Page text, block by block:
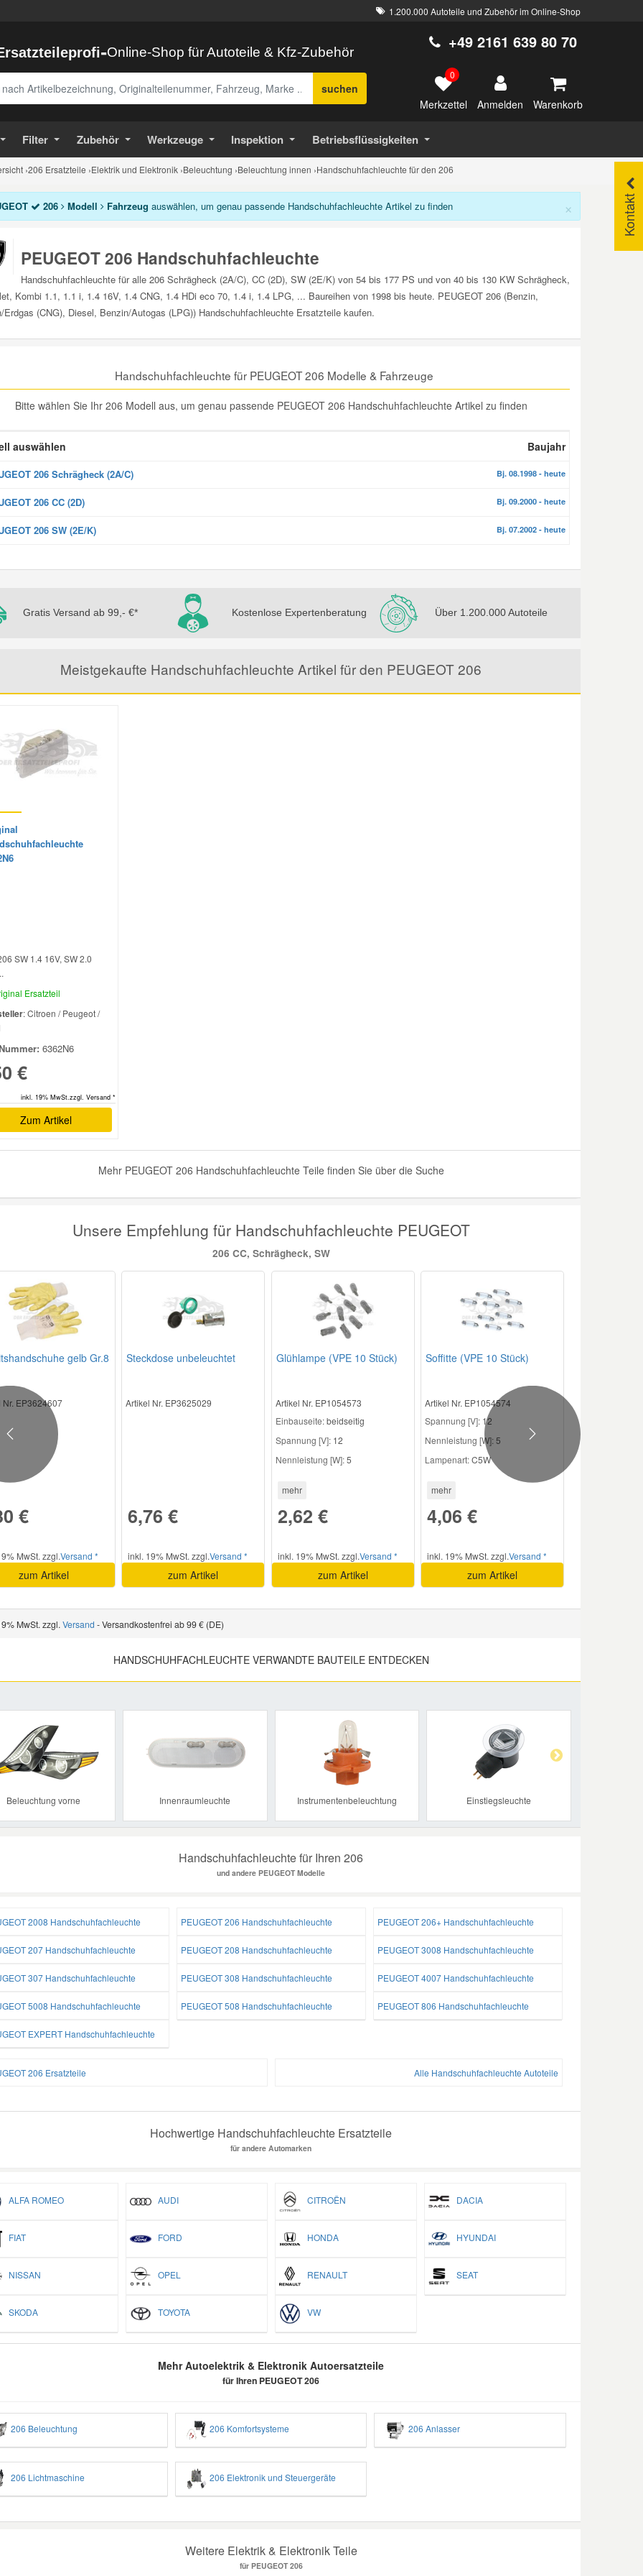
1.200.000 Autoteile und Zubehör im Online-Shop
-Online-Shop für Autoteile & Kfz-Zubehör
suchen
+49 2161 639 80 70
0
Merkzettel Anmelden Warenkorb
Filter Zubehör Werkzeuge Inspektion Betriebsflüssigkeiten
›206 Ersatzteile ›Elektrik und Elektronik ›Beleuchtung ›Beleuchtung innen ›Handschuhfachleuchte für den 206
Kontakt
×
206 Modell Fahrzeug auswählen, um genau passende Handschuhfachleuchte Artikel zu finden
PEUGEOT 206 Handschuhfachleuchte
Handschuhfachleuchte für alle 206 Schrägheck (2A/C), CC (2D), SW (2E/K) von 54 bis 177 PS und von 40 bis 130 KW Schrägheck,
Kombi 1.1, 1.1 i, 1.4 16V, 1.4 CNG, 1.4 HDi eco 70, 1.4 i, 1.4 LPG, ... Baureihen von 1998 bis heute. PEUGEOT 206 (Benzin,
Erdgas (CNG), Diesel, Benzin/Autogas (LPG)) Handschuhfachleuchte Ersatzteile kaufen.
Handschuhfachleuchte für PEUGEOT 206 Modelle & Fahrzeuge
Bitte wählen Sie Ihr 206 Modell aus, um genau passende PEUGEOT 206 Handschuhfachleuchte Artikel zu finden
auswählen Baujahr
206 Schrägheck (2A/C) Bj. 08.1998 - heute
206 CC (2D) Bj. 09.2000 - heute
206 SW (2E/K) Bj. 07.2002 - heute
Gratis Versand ab 99,- €* Kostenlose Expertenberatung Über 1.200.000 Autoteile
Meistgekaufte Handschuhfachleuchte Artikel für den PEUGEOT 206
SW 1.4 16V, SW 2.0
Ersatzteil
: Citroen / Peugeot /
6362N6
€
inkl. 19% MwSt.zzgl. Versand *
Zum Artikel
Mehr PEUGEOT 206 Handschuhfachleuchte Teile finden Sie über die Suche
Unsere Empfehlung für Handschuhfachleuchte PEUGEOT
206 CC, Schrägheck, SW
gelb Gr.8
Nr. EP3624607
€
MwSt. zzgl.Versand *
zum Artikel
Steckdose unbeleuchtet
Artikel Nr. EP3625029
6,76 €
inkl. 19% MwSt. zzgl.Versand *
zum Artikel
Glühlampe (VPE 10 Stück)
Artikel Nr. EP1054573
Einbauseite:beidseitig
Spannung [V]:12
Nennleistung [W]:5
mehr
2,62 €
inkl. 19% MwSt. zzgl.Versand *
zum Artikel
Soffitte (VPE 10 Stück)
Artikel Nr. EP1054574
Spannung [V]: 12
Nennleistung [W]: 5
Lampenart:C5W
mehr
4,06 €
inkl. 19% MwSt. zzgl.Versand *
zum Artikel
Previous Next
MwSt. zzgl. Versand - Versandkostenfrei ab 99 € (DE)
HANDSCHUHFACHLEUCHTE VERWANDTE BAUTEILE ENTDECKEN
Beleuchtung vorne Innenraumleuchte Instrumentenbeleuchtung Einstiegsleuchte
Handschuhfachleuchte für Ihren 206
und andere PEUGEOT Modelle
2008 Handschuhfachleuchte PEUGEOT 206 Handschuhfachleuchte PEUGEOT 206+ Handschuhfachleuchte
207 Handschuhfachleuchte PEUGEOT 208 Handschuhfachleuchte PEUGEOT 3008 Handschuhfachleuchte
307 Handschuhfachleuchte PEUGEOT 308 Handschuhfachleuchte PEUGEOT 4007 Handschuhfachleuchte
5008 Handschuhfachleuchte PEUGEOT 508 Handschuhfachleuchte PEUGEOT 806 Handschuhfachleuchte
EXPERT Handschuhfachleuchte
206 Ersatzteile Alle Handschuhfachleuchte Autoteile
Hochwertige Handschuhfachleuchte Ersatzteile
für andere Automarken
ALFA ROMEO AUDI CITROËN DACIA
FIAT FORD HONDA HYUNDAI
NISSAN OPEL RENAULT SEAT
SKODA TOYOTA VW
Mehr Autoelektrik & Elektronik Autoersatzteile
für Ihren PEUGEOT 206
206 Beleuchtung 206 Komfortsysteme 206 Anlasser
206 Lichtmaschine 206 Elektronik und Steuergeräte
Weitere Elektrik & Elektronik Teile
für PEUGEOT 206